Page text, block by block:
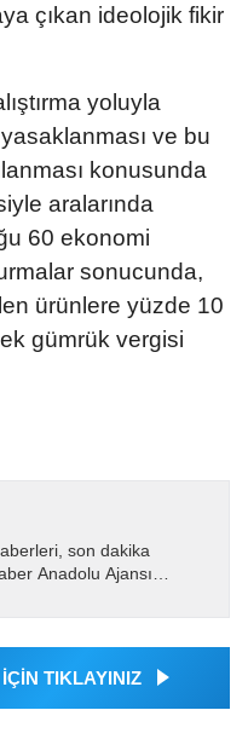
çıkan ideolojik fikir
yoluyla
ve bu
konusunda
aralarında
60 ekonomi
sonucunda,
ürünlere yüzde 10
gümrük vergisi
son dakika
Anadolu Ajansı
tüm...
TIKLAYINIZ